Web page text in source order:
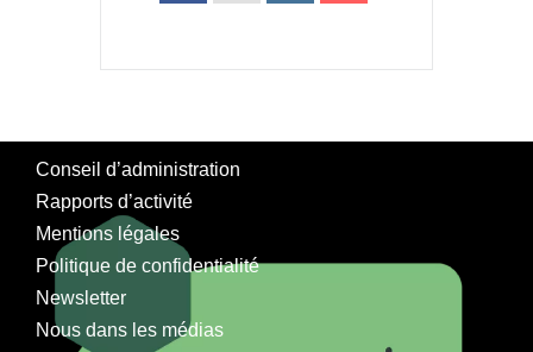
Conseil d’administration
Rapports d’activité
Mentions légales
Politique de confidentialité
Newsletter
Nous dans les médias